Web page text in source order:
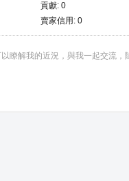
貢獻: 0
賣家信用: 0
瞭解我的近況，與我一起交流，